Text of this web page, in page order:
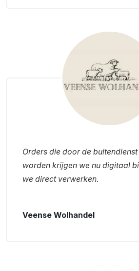
Orders die door de
worden krijgen we nu digitaal
we direct verwerken.
Veense Wolhandel